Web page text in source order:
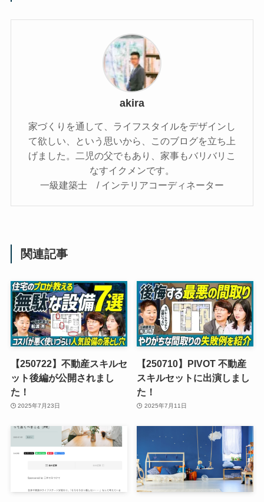
akira
家づくりを通して、ライフスタイルをデザインし
て欲しい、という思いから、このブログを立ち上
げました。二児の父でもあり、家事もバリバリこ
なすイクメンです。
一級建築士 / インテリアコーディネーター
関連記事
【250722】不動産スキルセ
ット後編が公開されまし
た！
2025年7月23日
【250710】PIVOT 不動産
スキルセットに出演しまし
た！
2025年7月11日